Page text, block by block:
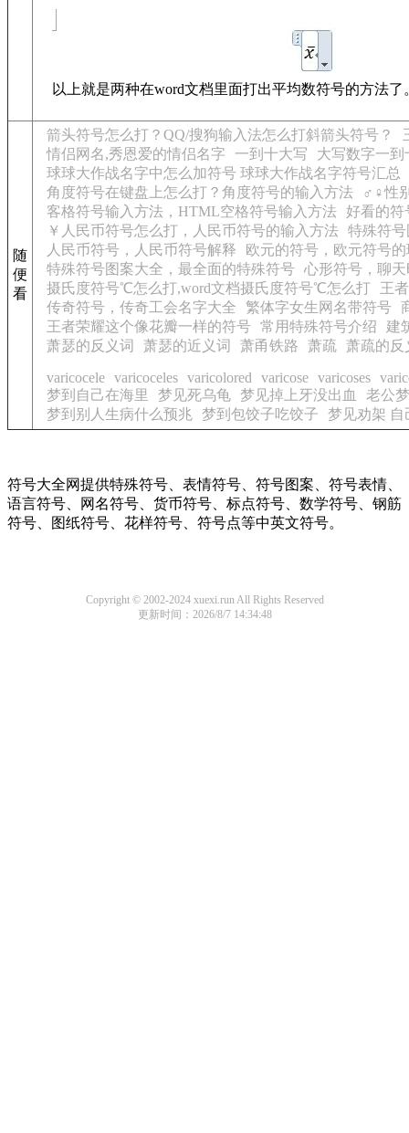
以上就是两种在word文档里面打出平均数符号的方法了
随
便
看
箭头符号怎么打？QQ/搜狗输入法怎么打斜箭头符号？
情侣网名,秀恩爱的情侣名字
一到十大写
大写数字一到
球球大作战名字中怎么加符号 球球大作战名字符号汇总
角度符号在键盘上怎么打？角度符号的输入方法
♂♀性
客格符号输入方法，HTML空格符号输入方法 好看的符
￥人民币符号怎么打，人民币符号的输入方法 特殊符
人民币符号，人民币符号解释
欧元的符号，欧元符号
特殊符号图案大全，最全面的特殊符号 心形符号，聊
摄氏度符号℃怎么打,word文档摄氏度符号℃怎么打
王
传奇符号，传奇工会名字大全
繁体字女生网名带符号
王者荣耀这个像花瓣一样的符号 常用特殊符号介绍
建
萧瑟的反义词
萧瑟的近义词 萧甬铁路 萧疏 萧疏的反
varicocele varicoceles varicolored varicose varicoses
梦到自己在海里
梦见死乌龟 梦见掉上牙没出血
老公
梦到别人生病什么预兆
梦到包饺子吃饺子 梦见劝架 自
符号大全网提供特殊符号、表情符号、符号图案、符号表情、
语言符号、网名符号、货币符号、标点符号、数学符号、钢筋
符号、图纸符号、花样符号、符号点等中英文符号。
Copyright © 2002-2024 xuexi.run All Rights Reserved
更新时间：2026/8/7 14:34:48